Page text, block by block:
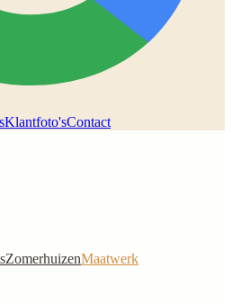
Klantfoto'sContact
ZomerhuizenMaatwerk